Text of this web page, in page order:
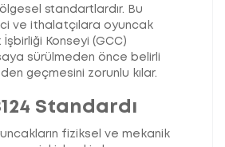
standartlardır. Bu
ve ithalatçılara oyuncak
Konseyi (GCC)
sürülmeden önce belirli
geçmesini zorunlu kılar.
Standardı
fiziksel ve mekanik